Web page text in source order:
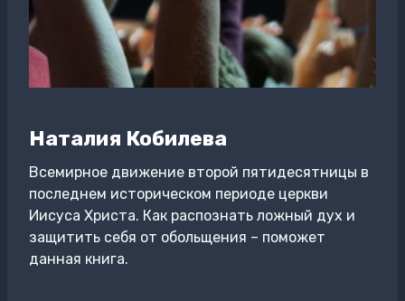
Наталия Кобилева
Всемирное движение второй пятидесятницы в
последнем историческом периоде церкви
Иисуса Христа. Как распознать ложный дух и
защитить себя от обольщения – поможет
данная книга.